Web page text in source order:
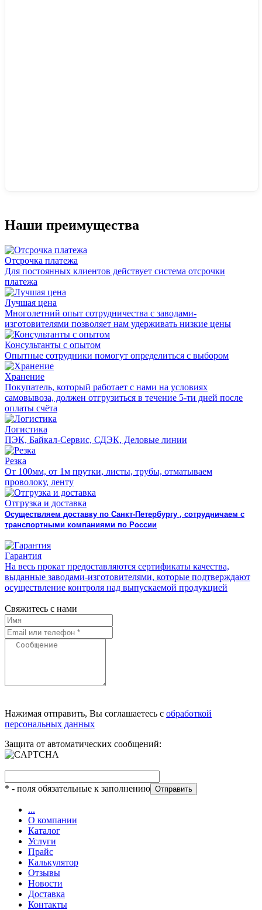
Наши преимущества
Отсрочка платежа
Для постоянных клиентов действует система отсрочки
платежа
Лучшая цена
Многолетний опыт сотрудничества с заводами-
изготовителями позволяет нам удерживать низкие цены
Консультанты с опытом
Опытные сотрудники помогут определиться с выбором
Хранение
Покупатель, который работает с нами на условиях
самовывоза, должен отгрузиться в течение 5-ти дней после
оплаты счёта
Логистика
ПЭК, Байкал-Сервис, СДЭК, Деловые линии
Резка
От 100мм, от 1м прутки, листы, трубы, отматываем
проволоку, ленту
Отгрузка и доставка
Осуществляем доставку по Санкт-Петербургу , сотрудничаем с
транспортными компаниями по России
Гарантия
На весь прокат предоставляются сертификаты качества,
выданные заводами-изготовителями, которые подтверждают
осуществление контроля над выпускаемой продукцией
Свяжитесь с нами
Нажимая отправить, Вы соглашаетесь с обработкой
персональных данных
Защита от автоматических сообщений:
* - поля обязательные к заполнению
...
О компании
Каталог
Услуги
Прайс
Калькулятор
Отзывы
Новости
Доставка
Контакты